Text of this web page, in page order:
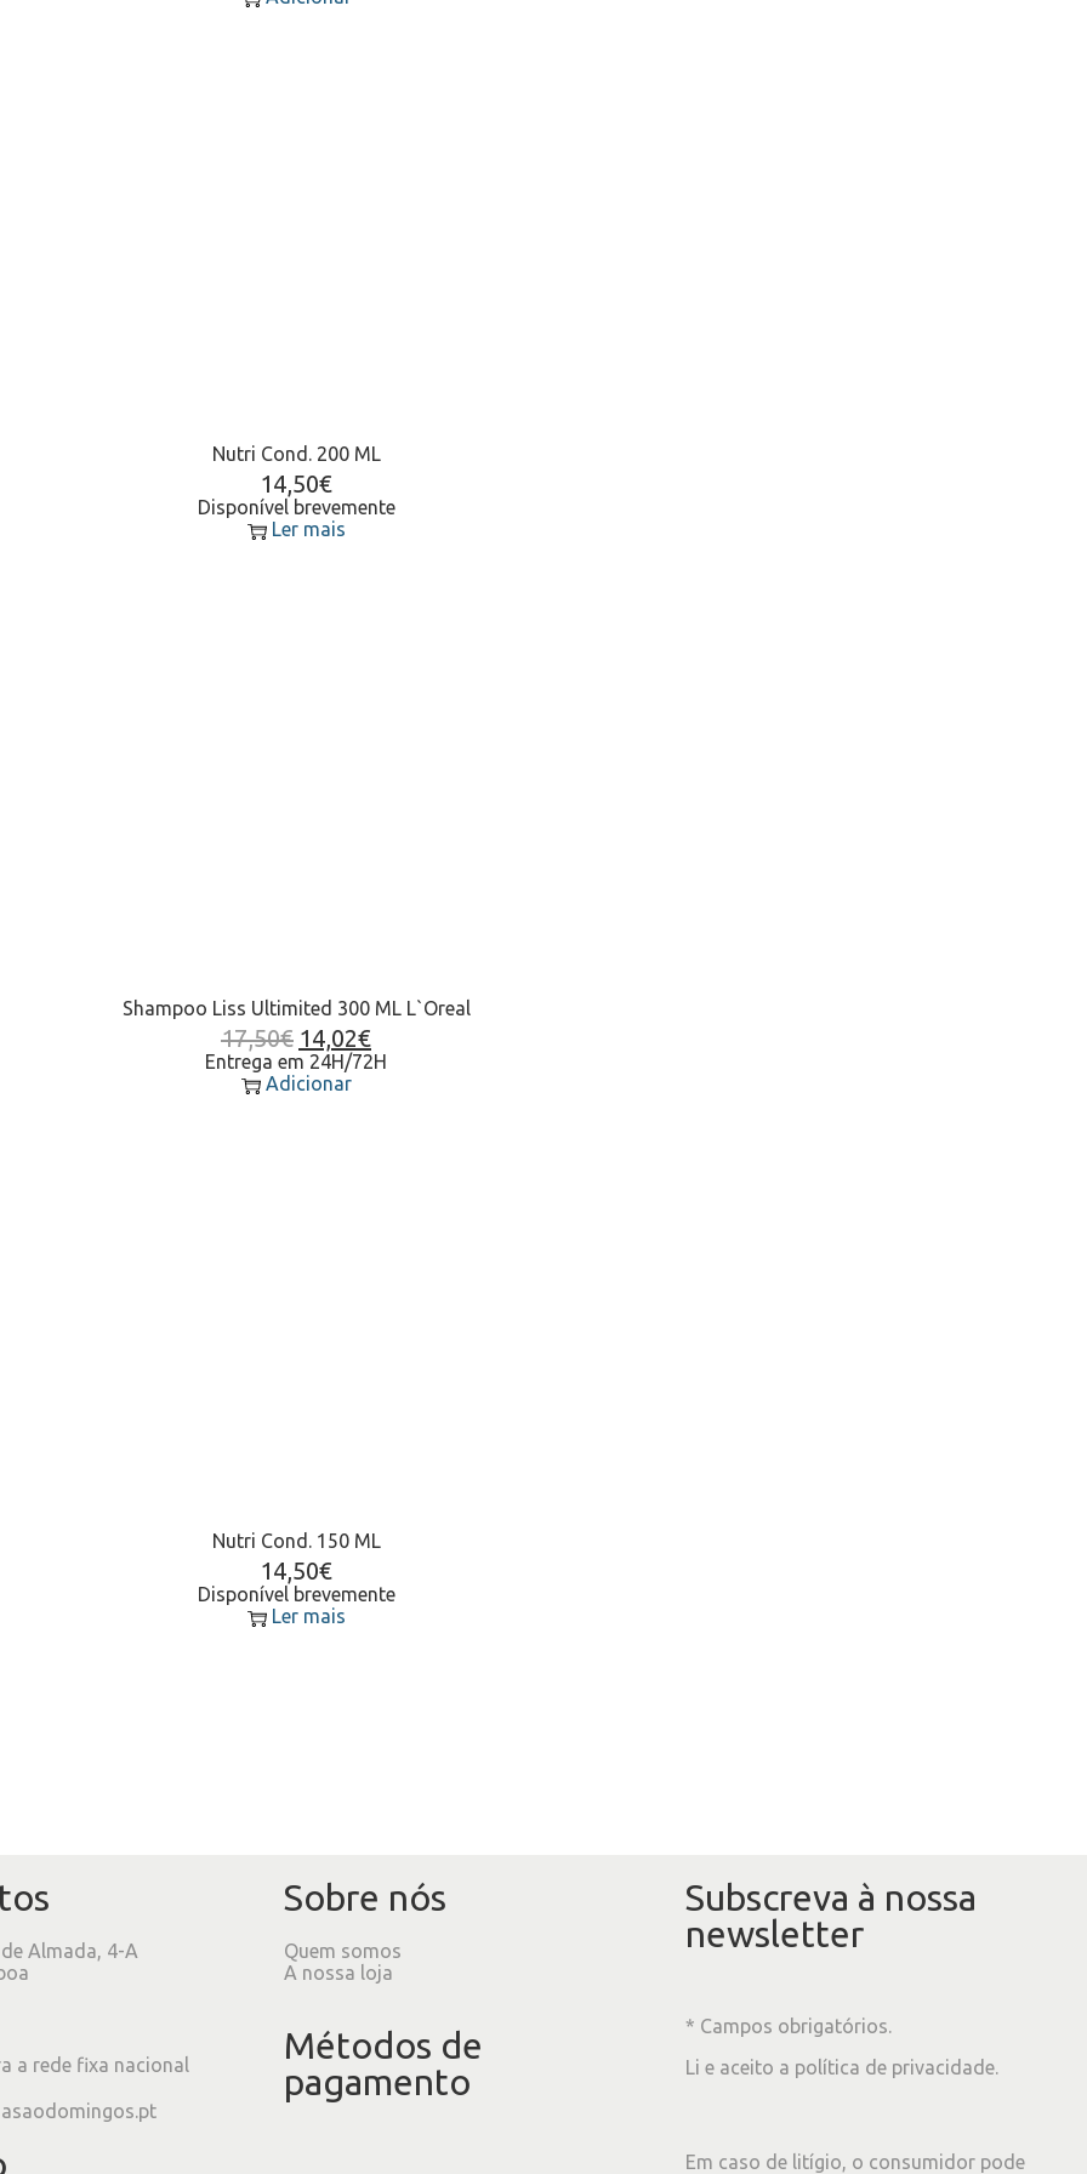
Nutri Cond. 200 ML
14,50€
Disponível brevemente
Ler mais
Shampoo Liss Ultimited 300 ML L`Oreal
17,50€ 14,02€
Entrega em 24H/72H
Adicionar
Nutri Cond. 150 ML
14,50€
Disponível brevemente
Ler mais
Almada, 4-A
a rede fixa nacional
Sobre nós
Quem somos
A nossa loja
Métodos de
pagamento
Subscreva à nossa
newsletter
* Campos obrigatórios.
Li e aceito a política de privacidade.
Em caso de litígio, o consumidor pode